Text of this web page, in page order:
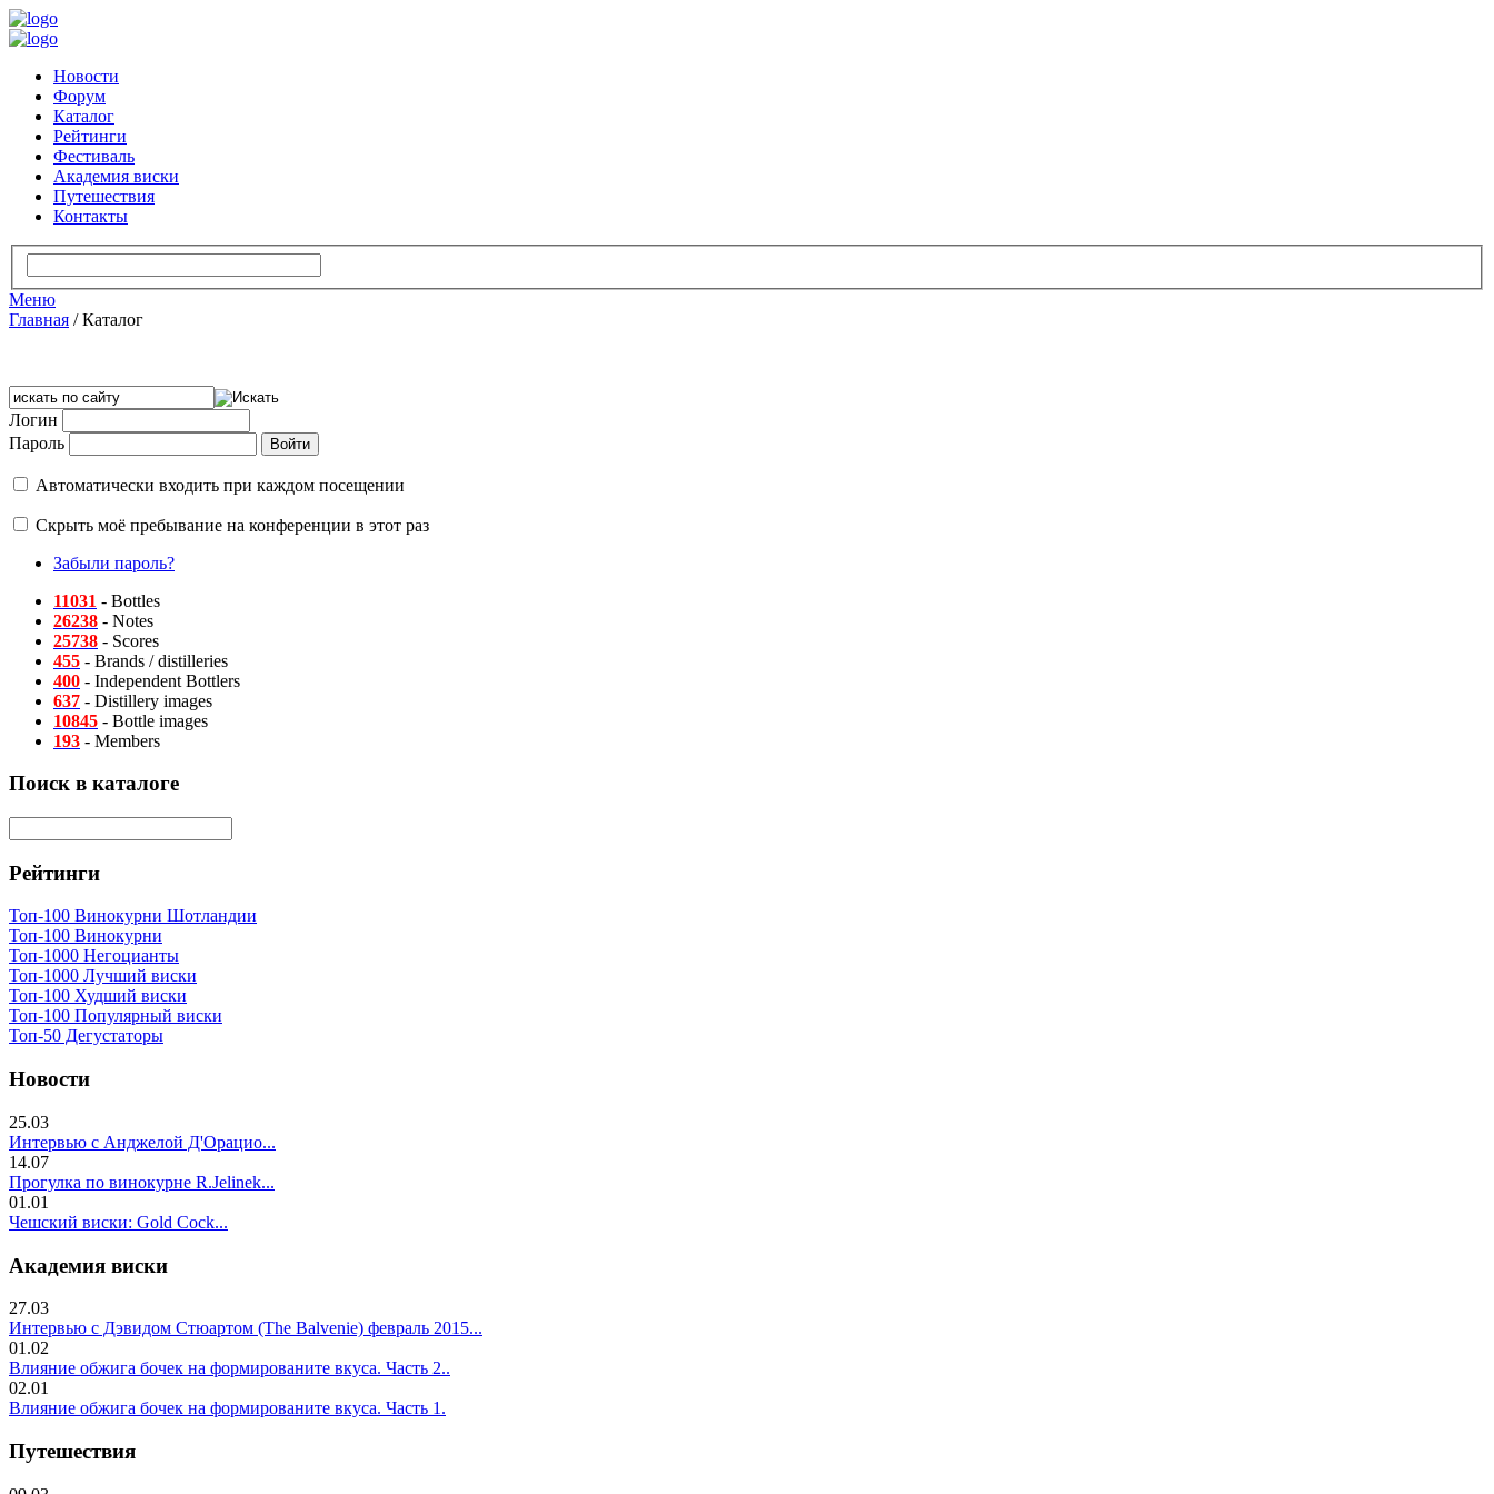
Новости
Форум
Каталог
Рейтинги
Фестиваль
Академия виски
Путешествия
Контакты
Меню
Главная /Каталог
Логин
Пароль
Автоматически входить при каждом посещении
Скрыть моё пребывание на конференции в этот раз
Забыли пароль?
11031 - Bottles
26238 - Notes
25738 - Scores
455 - Brands / distilleries
400 - Independent Bottlers
637 - Distillery images
10845 - Bottle images
193 - Members
Поиск в каталоге
Рейтинги
Топ-100 Винокурни Шотландии
Топ-100 Винокурни
Топ-1000 Негоцианты
Топ-1000 Лучший виски
Топ-100 Худший виски
Топ-100 Популярный виски
Топ-50 Дегустаторы
Новости
25.03
Интервью с Анджелой Д'Орацио...
14.07
Прогулка по винокурне R.Jelinek...
01.01
Чешский виски: Gold Cock...
Академия виски
27.03
Интервью с Дэвидом Стюартом (The Balvenie) февраль 2015...
01.02
Влияние обжига бочек на формированите вкуса. Часть 2..
02.01
Влияние обжига бочек на формированите вкуса. Часть 1.
Путешествия